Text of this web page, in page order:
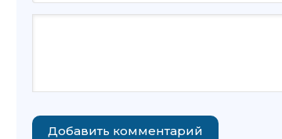
Добавить комментарий